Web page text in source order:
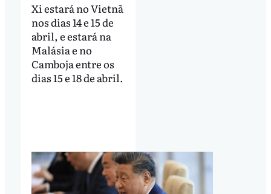
Xi estará no Vietnã
nos dias 14 e 15 de
abril, e estará na
Malásia e no
Camboja entre os
dias 15 e 18 de abril.